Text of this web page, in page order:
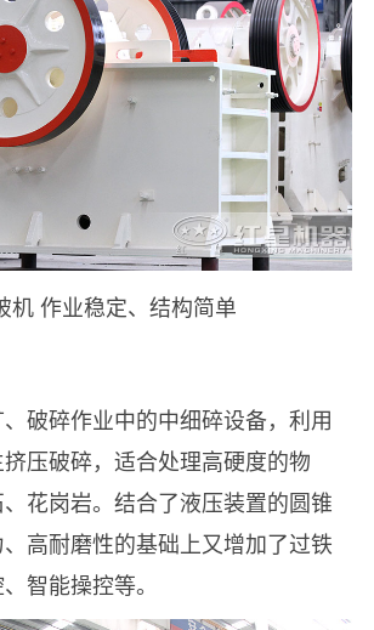
机 作业稳定、结构简单
破碎作业中的中细碎设备，利用
压破碎，适合处理高硬度的物
花岗岩。结合了液压装置的圆锥
高耐磨性的基础上又增加了过铁
智能操控等。